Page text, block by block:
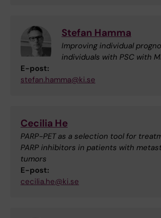
Stefan Hamma
Improving individual
individuals with PSC with
E-post:
stefan.hamma@ki.se
Cecilia He
PARP-PET as a selection tool for
PARP inhibitors in patients with
tumors
E-post:
cecilia.he@ki.se